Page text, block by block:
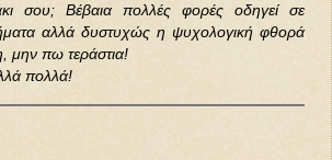
σου; Βέβαια πολλές φορές οδηγεί σε
αλλά δυστυχώς η ψυχολογική φθορά
μην πω τεράστια!
πολλά!